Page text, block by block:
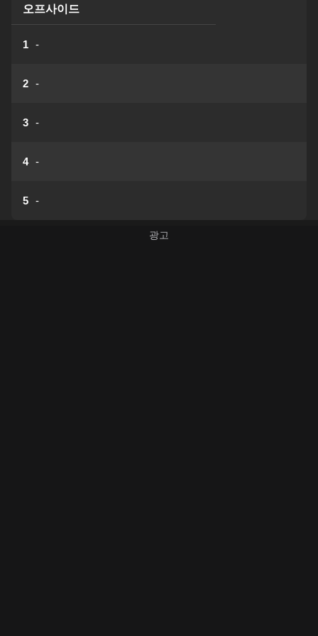
오프사이드
1 -
2 -
3 -
4 -
5 -